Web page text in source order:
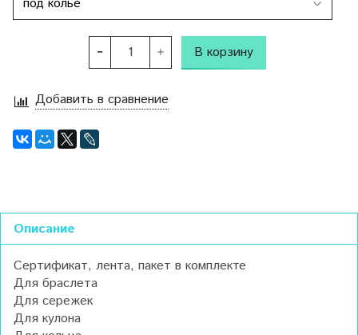
В корзину
Добавить в сравнение
Описание
Сертификат, лента, пакет в комплекте
Для браслета
Для сережек
Для кулона